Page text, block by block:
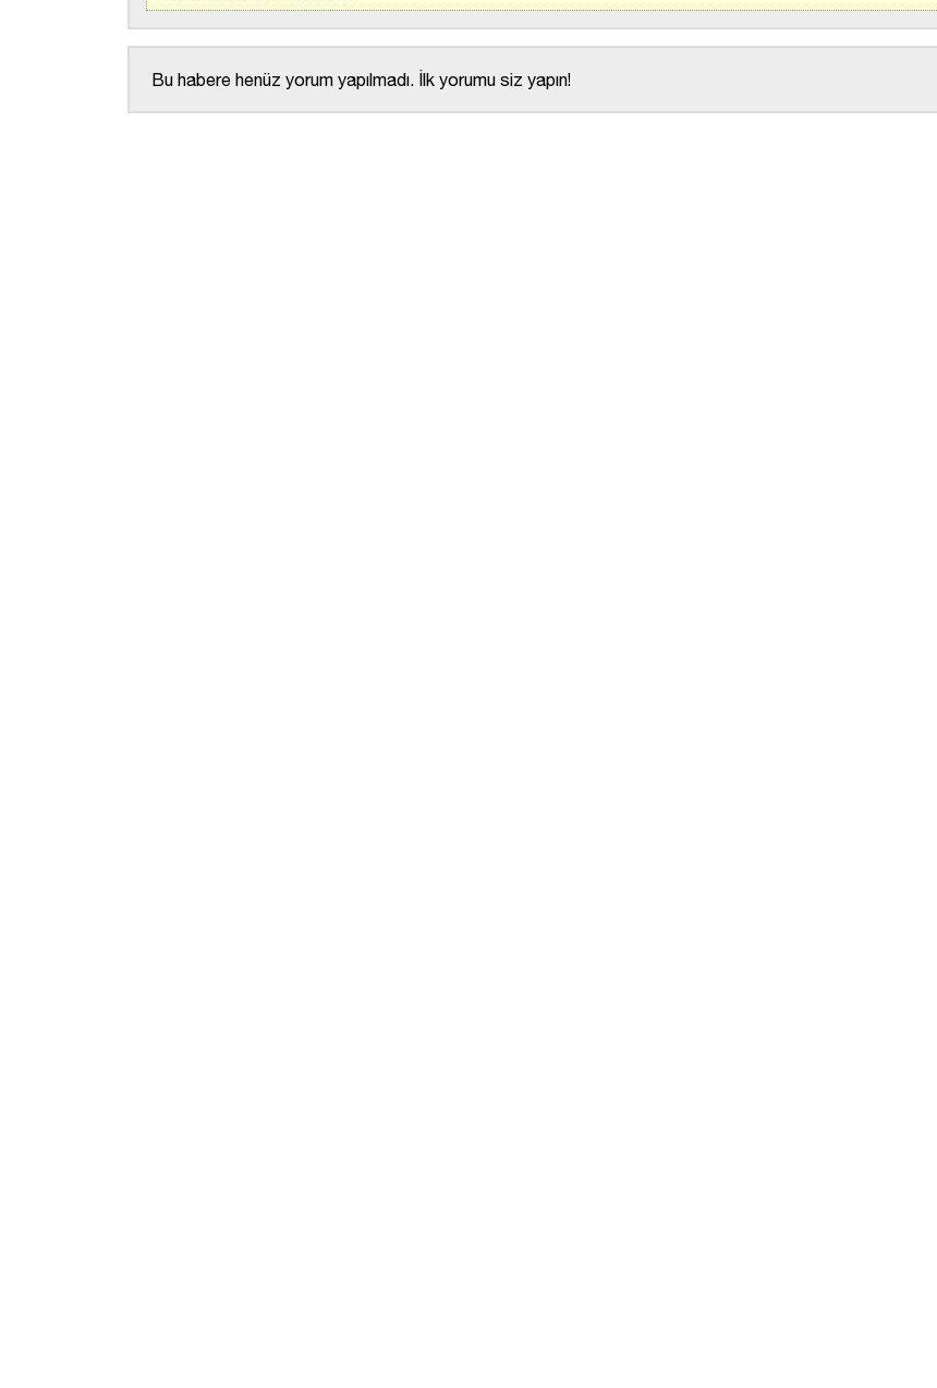
Bu habere henüz yorum yapılmadı. İlk yorumu siz yapın!